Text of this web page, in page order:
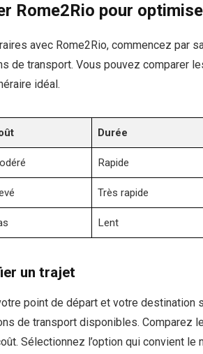
Rome2Rio pour
avec Rome2Rio, commencez par
de transport. Vous pouvez comparer
idéal.
Durée
Rapide
Très rapide
Lent
un trajet
point de départ et votre destination
de transport disponibles. Comparez
Sélectionnez l’option qui convient le